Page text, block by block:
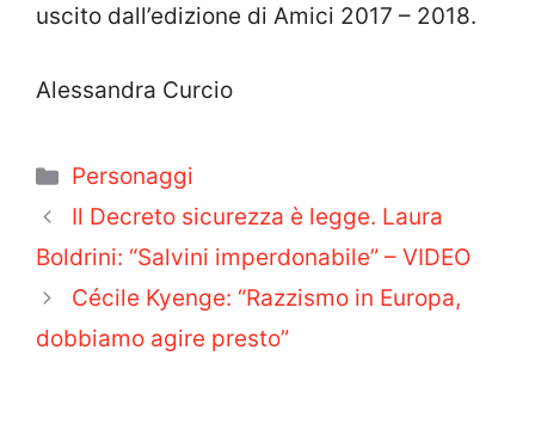
uscito dall’edizione di Amici 2017 – 2018.
Alessandra Curcio
Categorie
Personaggi
Il Decreto sicurezza è legge. Laura
Boldrini: “Salvini imperdonabile” – VIDEO
Cécile Kyenge: “Razzismo in Europa,
dobbiamo agire presto”